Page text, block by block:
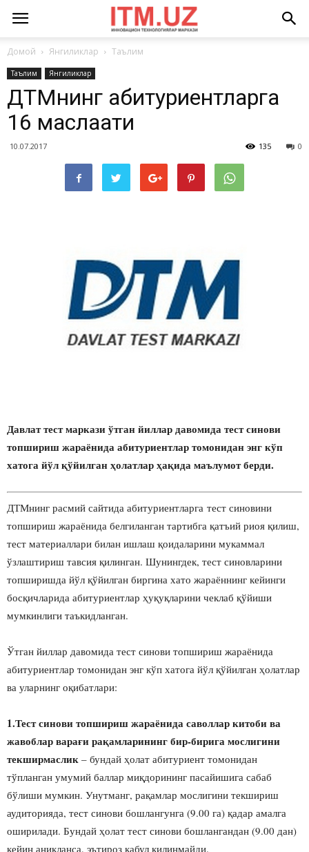
Домой Янгиликлар Таълим
Таълим Янгиликлар
ДТМнинг абитуриентларга
16 маслаҳати
10.07.2017 0
135
Давлат тест маркази ўтган йиллар давомида тест синови
топшириш жараёнида абитуриентлар томонидан энг кўп
хатога йўл қўйилган ҳолатлар ҳақида маълумот берди.
ДТМнинг расмий сайтида абитуриентларга тест синовини
топшириш жараёнида белгиланган тартибга қатъий риоя қилиш,
тест материаллари билан ишлаш қоидаларини мукаммал
ўзлаштириш тавсия қилинган. Шунингдек, тест синовларини
топширишда йўл қўйилган биргина хато жараённинг кейинги
босқичларида абитуриентлар ҳуқуқларини чеклаб қўйиши
мумкинлиги таъкидланган.
Ўтган йиллар давомида тест синови топшириш жараёнида
абитуриентлар томонидан энг кўп хатога йўл қўйилган ҳолатлар
ва уларнинг оқибатлари:
1.Тест синови топшириш жараёнида саволлар китоби ва
жавоблар варағи рақамларининг бир-бирига мослигини
текширмаслик – бундай ҳолат абитуриент томонидан
тўпланган умумий баллар миқдорининг пасайишига сабаб
бўлиши мумкин. Унутманг, рақамлар мослигини текшириш
аудиторияда, тест синови бошлангунга (9.00 га) қадар амалга
оширилади. Бундай ҳолат тест синови бошлангандан (9.00 дан)
кейин аниқланса, эътироз қабул қилинмайди.